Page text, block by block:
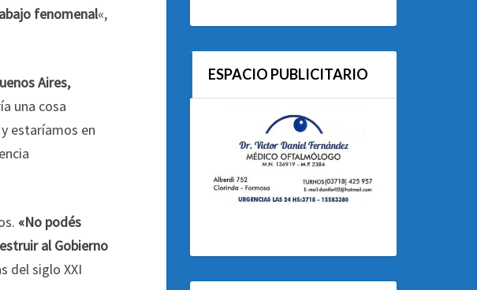
fenomenal«,
Aires,
una cosa
estaríamos en
«No podés
al Gobierno
del siglo XXI
ESPACIO PUBLICITARIO